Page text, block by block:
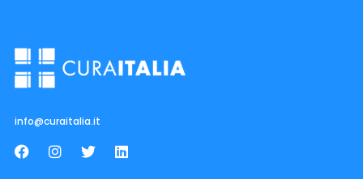
info@curaitalia.it